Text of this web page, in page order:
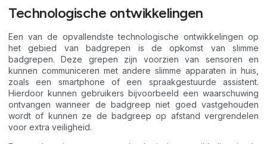
Technologische ontwikkelingen
Een van de opvallendste technologische ontwikkelingen op
het gebied van badgrepen is de opkomst van slimme
badgrepen. Deze grepen zijn voorzien van sensoren en
kunnen communiceren met andere slimme apparaten in huis,
zoals een smartphone of een spraakgestuurde assistent.
Hierdoor kunnen gebruikers bijvoorbeeld een waarschuwing
ontvangen wanneer de badgreep niet goed vastgehouden
wordt of kunnen ze de badgreep op afstand vergrendelen
voor extra veiligheid.